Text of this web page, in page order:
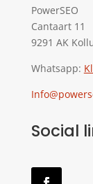
PowerSEO
Cantaart 11
9291 AK
Whatsapp:
Social